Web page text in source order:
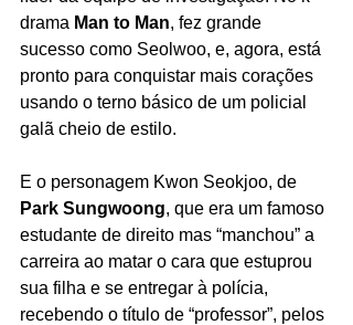
drama Man to Man, fez grande
sucesso como Seolwoo, e, agora, está
pronto para conquistar mais corações
usando o terno básico de um policial
galã cheio de estilo.
E o personagem Kwon Seokjoo, de
Park Sungwoong, que era um famoso
estudante de direito mas “manchou” a
carreira ao matar o cara que estuprou
sua filha e se entregar à polícia,
recebendo o título de “professor”, pelos